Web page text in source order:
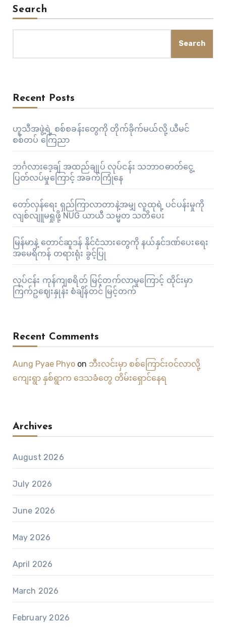
Search
Search
Recent Posts
ဟူသီအဖွဲ့ရဲ့ စစ်စခန်းတွေကို တိုက်ခိုက်မယ်လို့ ယီမင်
စစ်တပ် ကြေညာ
ဘင်္ဂလားဒေ့ချ် အထည်ချုပ် လုပ်ငန်း သဘာဝဓာတ်ငွေ့
ပြတ်လပ်မှုကြောင့် အခက်ကြုံနေ
တော်လှန်ရေး ရှည်ကြာလာတာနဲ့အမျှ လူထုရဲ့ ပင်ပန်းမှုကို
လျစ်လျူမရှုဖို့ NUG ယာယီ သမ္မတ သတိပေး
မြန်မာနဲ့ တောင်ဆူဒန် နိုင်ငံသားတွေကို နယ်နှင်ဒဏ်ပေးရေး
အမေရိကန် တရားရုံး ခွင့်ပြု
လုပ်ငန်း ကုန်ကျစရိတ် မြင့်တက်လာမှုကြောင့် ထိုင်းမှာ
ကြက်ဥဈေးနှုန်း စံချိန်တင် မြင့်တက်
Recent Comments
Aung Pyae Phyoon ဘီးလင်းမှာ စစ်ကြောင်းဝင်လာလို့
ကျေးရွာ နှစ်ရွာက ဒေသခံတွေ တိမ်းရှောင်နေရ
Archives
August 2026
July 2026
June 2026
May 2026
April 2026
March 2026
February 2026